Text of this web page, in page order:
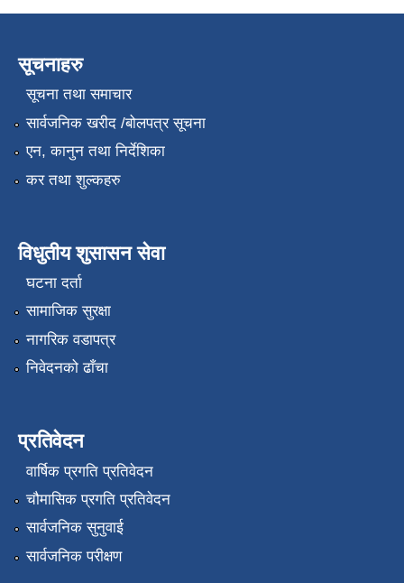
सूचनाहरु
सूचना तथा समाचार
सार्वजनिक खरीद /बोलपत्र सूचना
एन, कानुन तथा निर्देशिका
कर तथा शुल्कहरु
विधुतीय शुसासन सेवा
घटना दर्ता
सामाजिक सुरक्षा
नागरिक वडापत्र
निवेदनको ढाँचा
प्रतिवेदन
वार्षिक प्रगति प्रतिवेदन
चौमासिक प्रगति प्रतिवेदन
सार्वजनिक सुनुवाई
सार्वजनिक परीक्षण